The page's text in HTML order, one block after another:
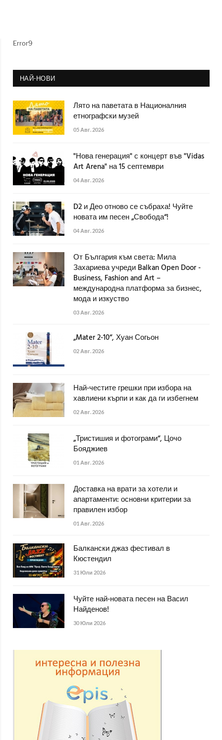
Error9
НАЙ-НОВИ
Лято на паветата в Националния
етнографски музей
05 Авг. 2026
"Нова генерация" с концерт във "Vidas
Art Arena" на 15 септември
04 Авг. 2026
D2 и Део отново се събраха! Чуйте
новата им песен „Свобода“!
04 Авг. 2026
От България към света: Мила
Захариева учреди Balkan Open Door -
Business, Fashion and Art –
международна платформа за бизнес,
мода и изкуство
03 Авг. 2026
„Mater 2-10“, Хуан Согьон
02 Авг. 2026
Най-честите грешки при избора на
хавлиени кърпи и как да ги избегнем
02 Авг. 2026
„Тристишия и фотограми“, Цочо
Бояджиев
01 Авг. 2026
Доставка на врати за хотели и
апартаменти: основни критерии за
правилен избор
01 Авг. 2026
Балкански джаз фестивал в
Кюстендил
31 Юли 2026
Чуйте най-новата песен на Васил
Найденов!
30 Юли 2026